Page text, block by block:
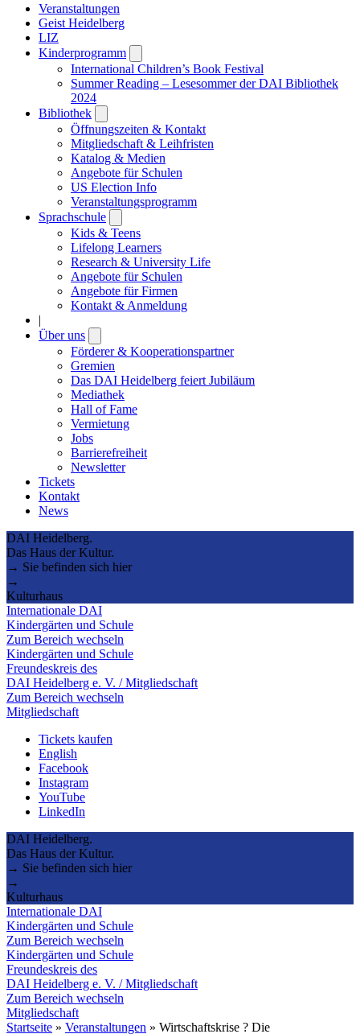
Veranstaltungen
Geist Heidelberg
LIZ
Kinderprogramm
submenu
International Children’s Book Festival
Summer Reading – Lesesommer der DAI Bibliothek
2024
Bibliothek
submenu
Öffnungszeiten & Kontakt
Mitgliedschaft & Leihfristen
Katalog & Medien
Angebote für Schulen
US Election Info
Veranstaltungsprogramm
Sprachschule
submenu
Kids & Teens
Lifelong Learners
Research & University Life
Angebote für Schulen
Angebote für Firmen
Kontakt & Anmeldung
|
Über uns
submenu
Förderer & Kooperationspartner
Gremien
Das DAI Heidelberg feiert Jubiläum
Mediathek
Hall of Fame
Vermietung
Jobs
Barrierefreiheit
Newsletter
Tickets
Kontakt
News
DAI Heidelberg.
Das Haus der Kultur.
→ Sie befinden sich hier
→
Kulturhaus
Internationale DAI
Kindergärten und Schule
Zum Bereich wechseln
Kindergärten und Schule
Freundeskreis des
DAI Heidelberg e. V. / Mitgliedschaft
Zum Bereich wechseln
Mitgliedschaft
Tickets kaufen
English
Facebook
Instagram
YouTube
LinkedIn
DAI Heidelberg.
Das Haus der Kultur.
→ Sie befinden sich hier
→
Kulturhaus
Internationale DAI
Kindergärten und Schule
Zum Bereich wechseln
Kindergärten und Schule
Freundeskreis des
DAI Heidelberg e. V. / Mitgliedschaft
Zum Bereich wechseln
Mitgliedschaft
Startseite » Veranstaltungen » Wirtschaftskrise ? Die